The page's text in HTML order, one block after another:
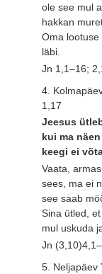
ole see mul
hakkan
Oma lootuse
läbi.
Jn 1,1–16;
4.
1,17
Jeesus
kui ma
keegi ei
Vaata,
sees, ma ei
see saab
Sina ütled,
mul uskuda
Jn
5. Neljapäev